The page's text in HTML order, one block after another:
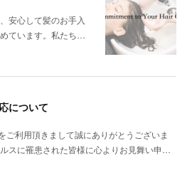
安心して髪のお手入
ています。私たち…
について
ご利用頂きまして誠にありがとうございま
スに罹患された皆様に心よりお見舞い申…